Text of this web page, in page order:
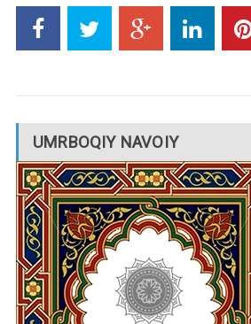
UMRBOQIY NAVOIY